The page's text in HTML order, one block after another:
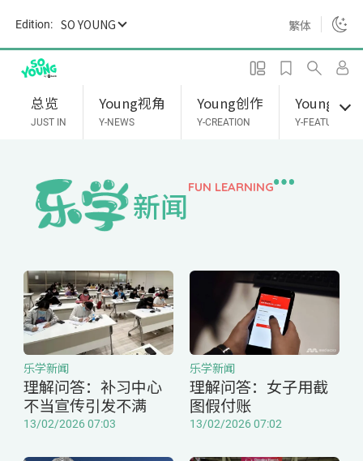
i
Edition: SO YOUNG 繁体
总览
JUST IN
Young视角
Y-NEWS
Young创作
Y-CREATION
Young专题
Y-FEATURES
新闻FUN LEARNING
理解问答：补习中心
不当宣传引发不满
乐学新闻
13/02/2026 07:03
理解问答：女子用截
图假付账
乐学新闻
13/02/2026 07:02